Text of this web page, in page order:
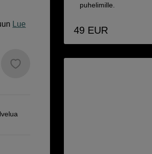
Lue
puhelimille.
49 EUR